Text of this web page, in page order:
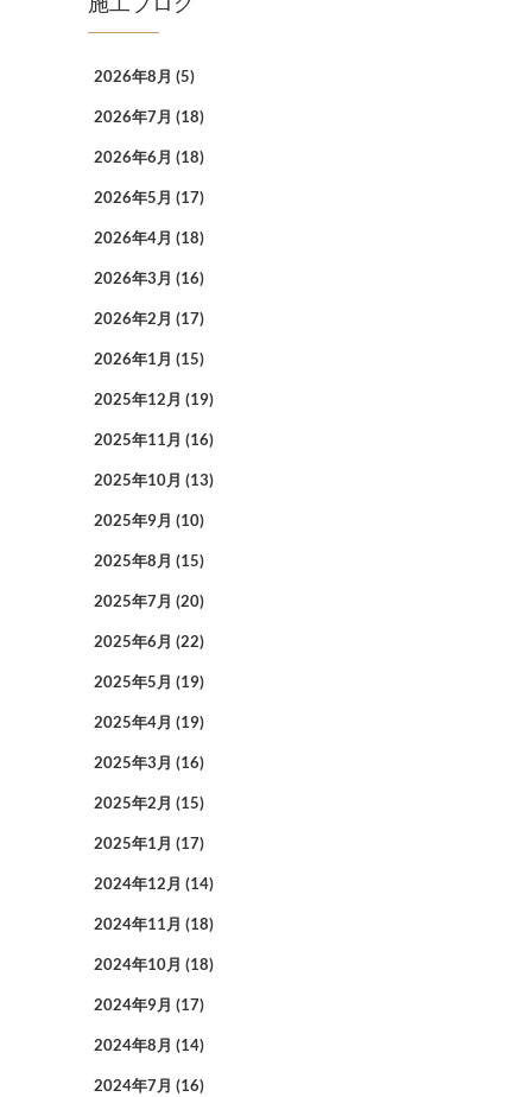
2026年8月 (5)
2026年7月 (18)
2026年6月 (18)
2026年5月 (17)
2026年4月 (18)
2026年3月 (16)
2026年2月 (17)
2026年1月 (15)
2025年12月 (19)
2025年11月 (16)
2025年10月 (13)
2025年9月 (10)
2025年8月 (15)
2025年7月 (20)
2025年6月 (22)
2025年5月 (19)
2025年4月 (19)
2025年3月 (16)
2025年2月 (15)
2025年1月 (17)
2024年12月 (14)
2024年11月 (18)
2024年10月 (18)
2024年9月 (17)
2024年8月 (14)
2024年7月 (16)